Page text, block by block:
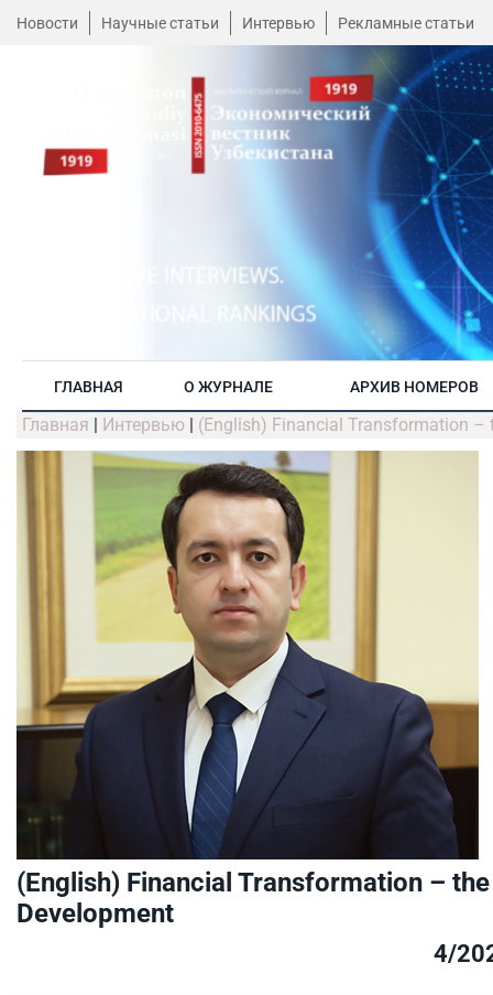
Новости Научные статьи Интервью Рекламные статьи
ГЛАВНАЯ О ЖУРНАЛЕ АРХИВ НОМЕРОВ
Главная | Интервью | (English) Financial Transformation –
(English) Financial Transformation –
Development
4/